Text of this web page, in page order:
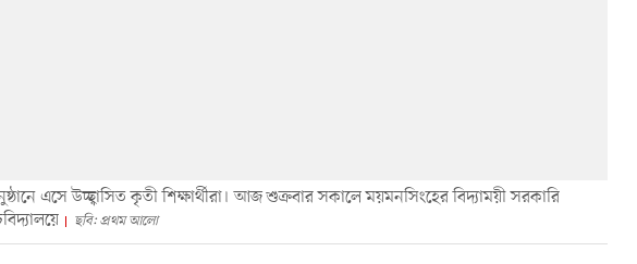
এসে উচ্ছ্বাসিত কৃতী শিক্ষার্থীরা। আজ শুক্রবার সকালে ময়মনসিংহের বিদ্যাময়ী সরকারি
ছবি: প্রথম আলো